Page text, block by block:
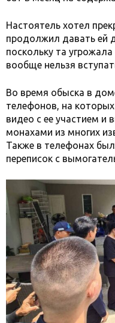
Настоятель хотел
продолжил давать ей
поскольку та
вообще нельзя
Во время обыска в
телефонов, на
видео с ее участием и
монахами из многих
Также в телефонах
переписок с